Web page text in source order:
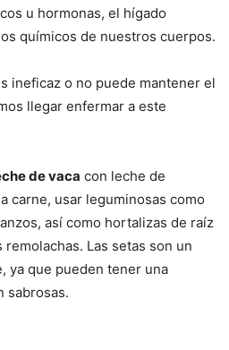
u hormonas, el hígado
químicos de nuestros cuerpos.
ineficaz o no puede mantener el
llegar enfermar a este
de vaca con leche de
carne, usar leguminosas como
así como hortalizas de raíz
Las setas son un
ya que pueden tener una
sabrosas.